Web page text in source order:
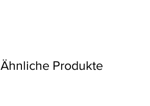
Ähnliche Produkte